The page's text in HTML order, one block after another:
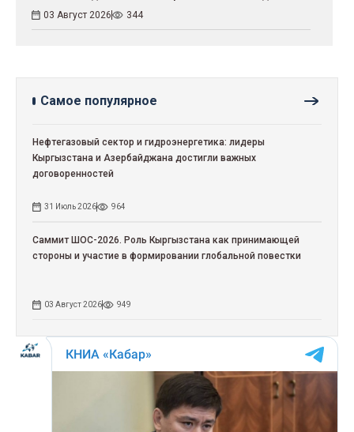
03 Август 2026 344
Самое популярное
Нефтегазовый сектор и гидроэнергетика: лидеры
Кыргызстана и Азербайджана достигли важных
договоренностей
31 Июль 2026 964
Саммит ШОС-2026. Роль Кыргызстана как принимающей
стороны и участие в формировании глобальной повестки
03 Август 2026 949